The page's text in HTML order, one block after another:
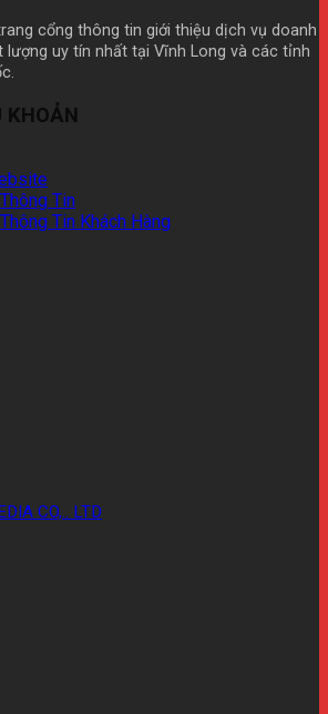
cổng thông tin giới thiệu dịch vụ doanh
lượng uy tín nhất tại Vĩnh Long và các tỉnh
KHOẢN
Tin
Tin Khách Hàng
CO,.. LTD